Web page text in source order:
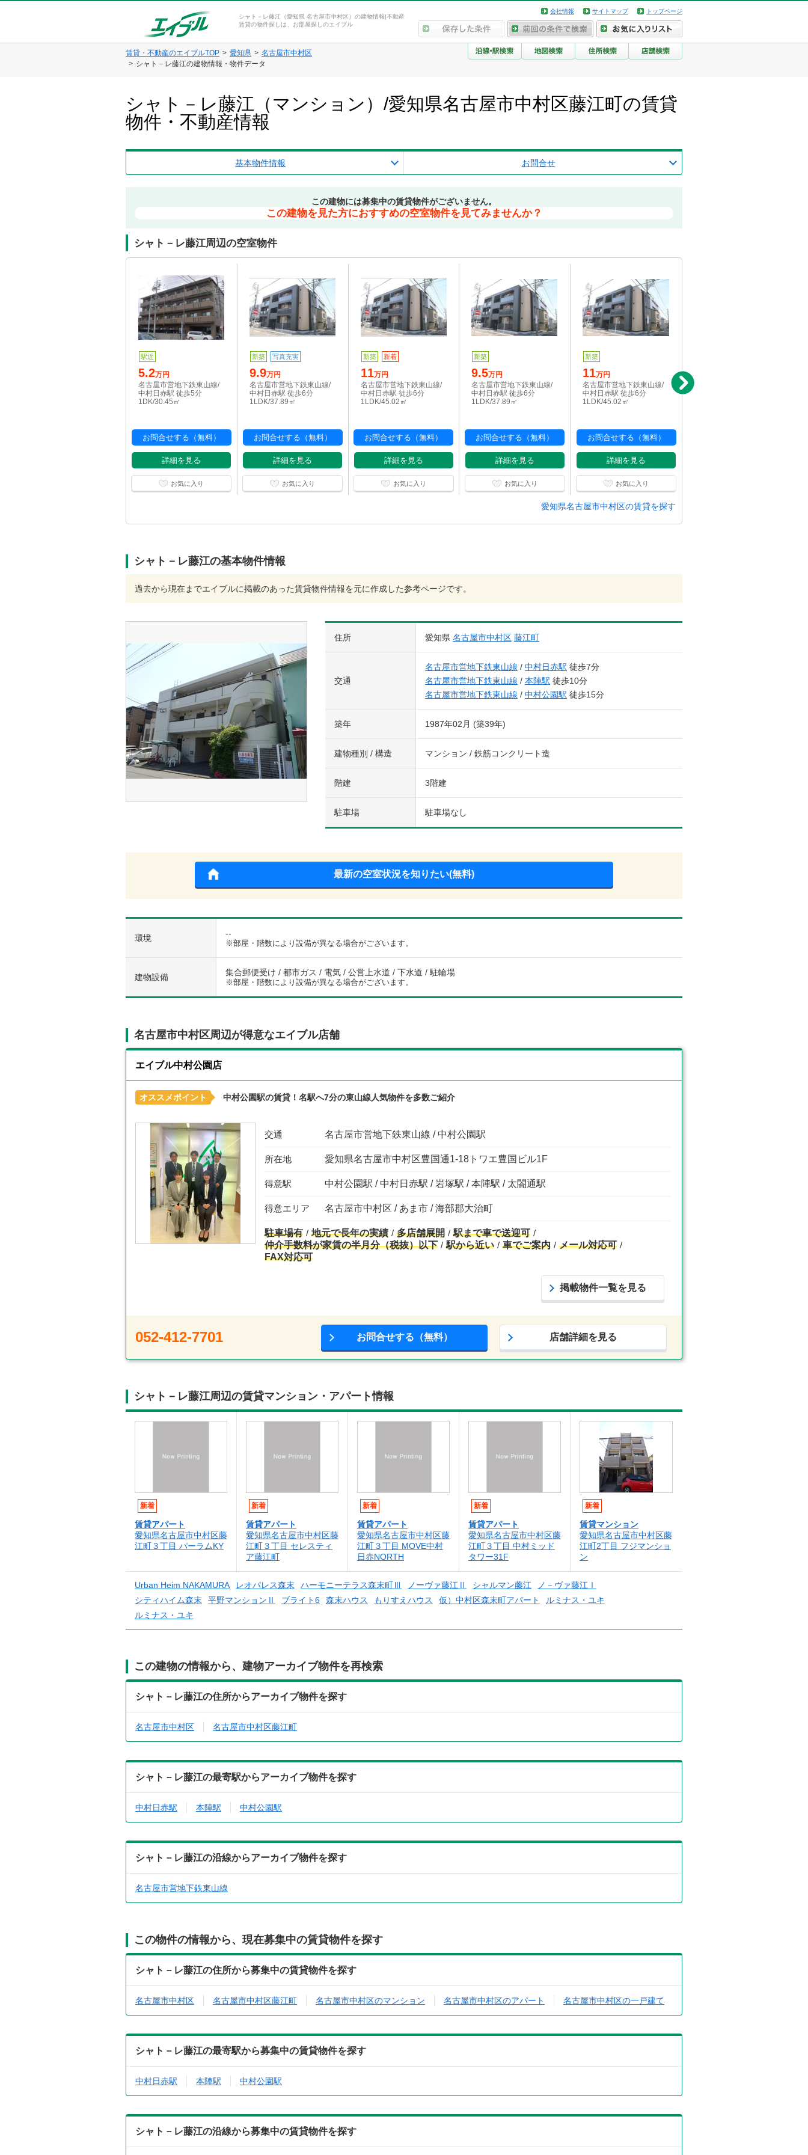
シャト－レ藤江（愛知県 名古屋市中村区）の建物情報|不動産
賃貸の物件探しは、お部屋探しのエイブル
会社情報 サイトマップ トップページ
賃貸・不動産のエイブルTOP 愛知県
名古屋市中村区
シャト－レ藤江の建物情報・物件データ
シャト－レ藤江（マンション）/愛知県名古屋市中村区藤江町の賃貸
物件・不動産情報
基本物件情報 お問合せ
この建物には募集中の賃貸物件がございません。
この建物を見た方におすすめの空室物件を見てみませんか？
シャト－レ藤江周辺の空室物件
駅近
5.2万円
名古屋市営地下鉄東山線/
中村日赤駅 徒歩5分
1DK/30.45㎡
お問合せする（無料）
詳細を見る
お気に入り
新築 写真充実
9.9万円
名古屋市営地下鉄東山線/
中村日赤駅 徒歩6分
1LDK/37.89㎡
お問合せする（無料）
詳細を見る
お気に入り
新築 新着
11万円
名古屋市営地下鉄東山線/
中村日赤駅 徒歩6分
1LDK/45.02㎡
お問合せする（無料）
詳細を見る
お気に入り
新築
9.5万円
名古屋市営地下鉄東山線/
中村日赤駅 徒歩6分
1LDK/37.89㎡
お問合せする（無料）
詳細を見る
お気に入り
新築
11万円
名古屋市営地下鉄東山線/
中村日赤駅 徒歩6分
1LDK/45.02㎡
お問合せする（無料）
詳細を見る
お気に入り
名古屋市営地下鉄東山線/
愛知県名古屋市中村区の賃貸を探す
シャト－レ藤江の基本物件情報
過去から現在までエイブルに掲載のあった賃貸物件情報を元に作成した参考ページです。
住所 愛知県 名古屋市中村区 藤江町
交通
名古屋市営地下鉄東山線 / 中村日赤駅 徒歩7分
名古屋市営地下鉄東山線 / 本陣駅 徒歩10分
名古屋市営地下鉄東山線 / 中村公園駅 徒歩15分
築年 1987年02月 (築39年)
建物種別 / 構造 マンション / 鉄筋コンクリート造
階建 3階建
駐車場 駐車場なし
最新の空室状況を知りたい(無料)
環境 --
※部屋・階数により設備が異なる場合がございます。
建物設備 集合郵便受け / 都市ガス / 電気 / 公営上水道 / 下水道 / 駐輪場
※部屋・階数により設備が異なる場合がございます。
名古屋市中村区周辺が得意なエイブル店舗
エイブル中村公園店
オススメポイント 中村公園駅の賃貸！名駅へ7分の東山線人気物件を多数ご紹介
交通 名古屋市営地下鉄東山線 / 中村公園駅
所在地 愛知県名古屋市中村区豊国通1-18トワエ豊国ビル1F
得意駅 中村公園駅 / 中村日赤駅 / 岩塚駅 / 本陣駅 / 太閤通駅
得意エリア 名古屋市中村区 / あま市 / 海部郡大治町
駐車場有 地元で長年の実績 多店舗展開
駅まで車で送迎可
仲介手数料が家賃の半月分（税抜）以下
駅から近い 車でご案内
メール対応可
FAX対応可
掲載物件一覧を見る
052-412-7701 お問合せする（無料） 店舗詳細を見る
シャト－レ藤江周辺の賃貸マンション・アパート情報
新着
賃貸アパート
愛知県名古屋市中村区藤
江町３丁目 パーラムKY
新着
賃貸アパート
愛知県名古屋市中村区藤
江町３丁目 セレスティ
ア藤江町
新着
賃貸アパート
愛知県名古屋市中村区藤
江町３丁目 MOVE中村
日赤NORTH
新着
賃貸アパート
愛知県名古屋市中村区藤
江町３丁目 中村ミッド
タワー31F
新着
賃貸マンション
愛知県名古屋市中村区藤
江町2丁目 フジマンショ
ン
Urban Heim NAKAMURA レオパレス森末 ハーモニーテラス森末町Ⅲ ノーヴァ藤江Ⅱ シャルマン藤江
ノ－ヴァ藤江Ⅰ
シティハイム森末
平野マンションⅡ ブライト6 森末ハウス もりすえハウス 仮）中村区森末町アパート
ルミナス・ユキ
ルミナス・ユキ
この建物の情報から、建物アーカイブ物件を再検索
シャト－レ藤江の住所からアーカイブ物件を探す
名古屋市中村区 名古屋市中村区藤江町
シャト－レ藤江の最寄駅からアーカイブ物件を探す
中村日赤駅 本陣駅 中村公園駅
シャト－レ藤江の沿線からアーカイブ物件を探す
名古屋市営地下鉄東山線
この物件の情報から、現在募集中の賃貸物件を探す
シャト－レ藤江の住所から募集中の賃貸物件を探す
名古屋市中村区 名古屋市中村区藤江町 名古屋市中村区のマンション 名古屋市中村区のアパート 名古屋市中村区の一戸建て
シャト－レ藤江の最寄駅から募集中の賃貸物件を探す
中村日赤駅 本陣駅 中村公園駅
シャト－レ藤江の沿線から募集中の賃貸物件を探す